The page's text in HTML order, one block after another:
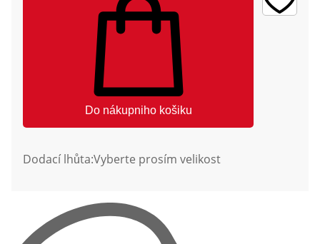
Do nákupniho košiku
Dodací lhůta:Vyberte prosím velikost